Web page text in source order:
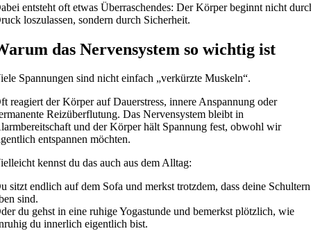
entsteht oft etwas Überraschendes: Der Körper beginnt nicht
loszulassen, sondern durch Sicherheit.
das Nervensystem so wichtig ist
Spannungen sind nicht einfach „verkürzte Muskeln“.
reagiert der Körper auf Dauerstress, innere Anspannung oder
Reizüberflutung. Das Nervensystem bleibt in
und der Körper hält Spannung fest, obwohl wir
entspannen möchten.
kennst du das auch aus dem Alltag:
sitzt endlich auf dem Sofa und merkst trotzdem, dass deine Schultern
sind.
du gehst in eine ruhige Yogastunde und bemerkst plötzlich, wie
du innerlich eigentlich bist.